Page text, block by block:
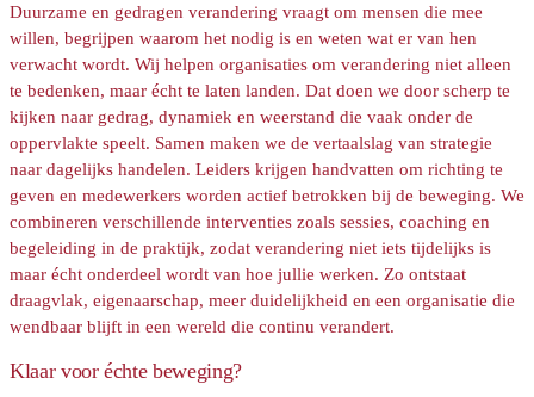
Duurzame en gedragen verandering vraagt om mensen die mee
willen, begrijpen waarom het nodig is en weten wat er van hen
verwacht wordt. Wij helpen organisaties om verandering niet alleen
te bedenken, maar écht te laten landen. Dat doen we door scherp te
kijken naar gedrag, dynamiek en weerstand die vaak onder de
oppervlakte speelt. Samen maken we de vertaalslag van strategie
naar dagelijks handelen. Leiders krijgen handvatten om richting te
geven en medewerkers worden actief betrokken bij de beweging. We
combineren verschillende interventies zoals sessies, coaching en
begeleiding in de praktijk, zodat verandering niet iets tijdelijks is
maar écht onderdeel wordt van hoe jullie werken. Zo ontstaat
draagvlak, eigenaarschap, meer duidelijkheid en een organisatie die
wendbaar blijft in een wereld die continu verandert.
Klaar voor échte beweging?